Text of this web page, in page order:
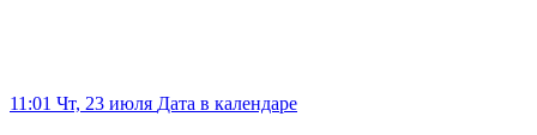
11:01 Чт, 23 июля Дата в календаре